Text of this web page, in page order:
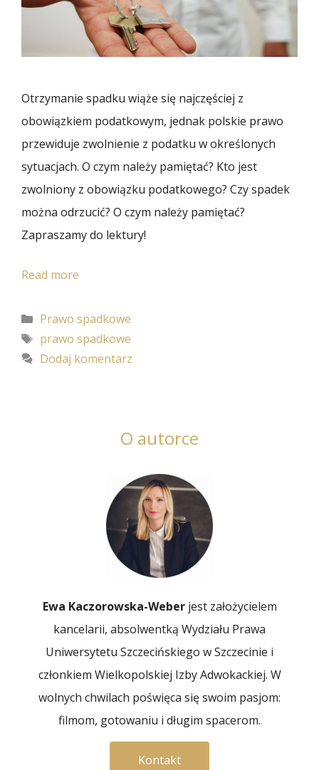
Otrzymanie spadku wiąże się najczęściej z
obowiązkiem podatkowym, jednak polskie prawo
przewiduje zwolnienie z podatku w określonych
sytuacjach. O czym należy pamiętać? Kto jest
zwolniony z obowiązku podatkowego? Czy spadek
można odrzucić? O czym należy pamiętać?
Zapraszamy do lektury!
Read more
podatkowy,
rezygnacja
ze
Kategorie
Prawo spadkowe
Tagi
prawo spadkowe
Dodaj komentarz
O autorce
Ewa Kaczorowska-Weberjest założycielem
kancelarii, absolwentką Wydziału Prawa
Uniwersytetu Szczecińskiego w Szczecinie i
członkiem Wielkopolskiej Izby Adwokackiej. W
wolnych chwilach poświęca się swoim pasjom:
filmom, gotowaniu i długim spacerom.
Kontakt